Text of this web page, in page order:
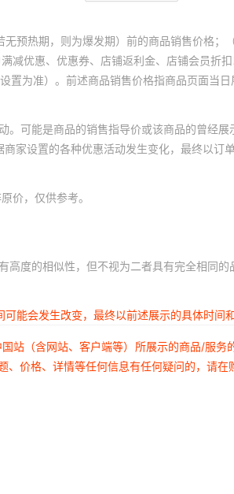
预热期，则为爆发期）前的商品销售价格
优惠、优惠券、店铺返利金、店铺会员
为准）。前述商品销售价格指商品页面当
可能是商品的销售指导价或该商品的曾经展
家设置的各种优惠活动发生变化，最终以订单
价，仅供参考。
度的相似性，但不视为二者具有完全相同的
能会发生改变，最终以前述展示的具体时间
站（含网站、客户端等）所展示的商品/服
价格、详情等任何信息有任何疑问的，请